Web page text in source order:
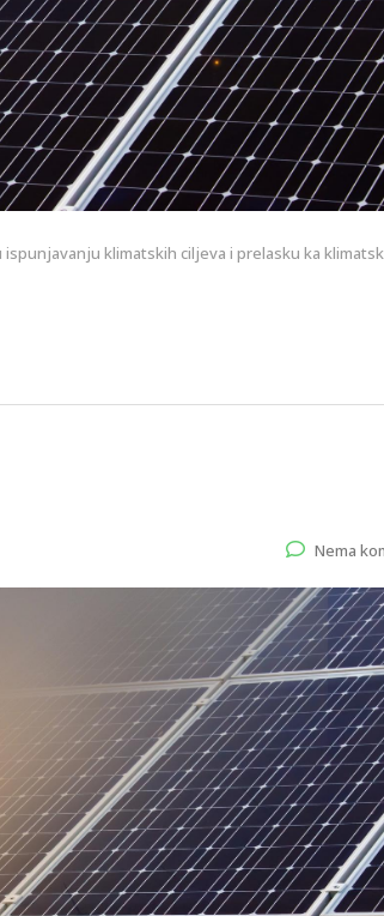
klimatskih ciljeva i prelasku ka
Nema